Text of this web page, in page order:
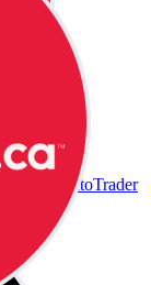
AutoTrader